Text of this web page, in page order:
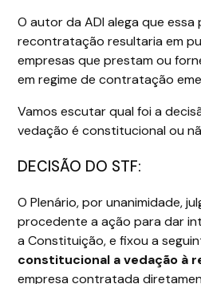
O autor da ADI alega que
recontratação resultaria em
empresas que prestam ou
em regime de contratação
Vamos escutar qual foi a
vedação é constitucional ou
DECISÃO DO STF:
O Plenário, por unanimidade,
procedente a ação para dar
a Constituição, e fixou a
constitucional a vedação à
empresa contratada